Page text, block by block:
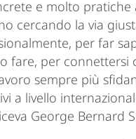
e molto pratiche
cercando la via
per far
fare, per connettersi
sempre più
a livello
George Bernard